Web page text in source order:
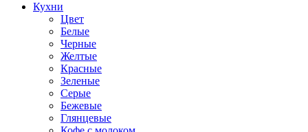
Кухни
Цвет
Белые
Черные
Желтые
Красные
Зеленые
Серые
Бежевые
Глянцевые